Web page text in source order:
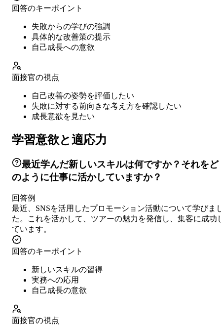
回答のキーポイント
失敗からの学びの強調
具体的な改善策の提示
自己成長への意欲
面接官の視点
自己改善の姿勢を評価したい
失敗に対する前向きな考え方を確認したい
成長意欲を見たい
学習意欲と適応力
最近学んだ新しいスキルは何ですか？それをど
のように仕事に活かしていますか？
回答例
最近、SNSを活用したプロモーション活動について学びま
た。これを活かして、ツアーの魅力を発信し、集客に成功
ています。
回答のキーポイント
新しいスキルの習得
実務への応用
自己成長の意欲
面接官の視点